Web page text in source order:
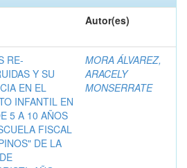
Autor(es)
RE-
Y SU
EN EL
INFANTIL EN
5 A 10 AÑOS
FISCAL
DE LA
MORA ÁLVAREZ,
ARACELY
MONSERRATE